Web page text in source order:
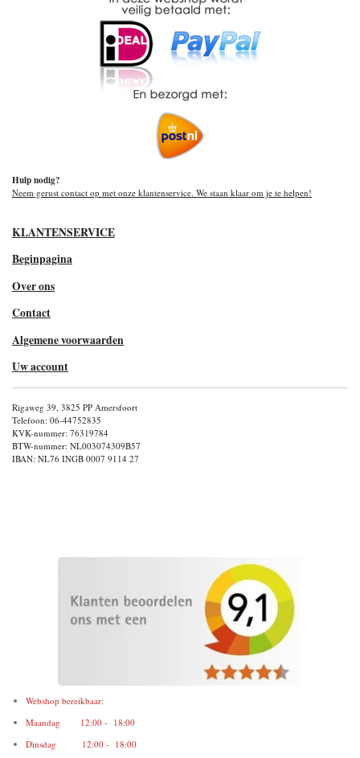
Hulp nodig?
Neem gerust contact op met onze klantenservice. We staan klaar om je te helpen!
KLANTENSERVICE
Beginpagina
Over ons
Contact
Algemene voorwaarden
Uw account
Rigaweg 39, 3825 PP Amersfoort
Telefoon: 06-44752835
KVK-nummer: 76319784
BTW-nummer: NL003074309B57
IBAN: NL76 INGB 0007 9114 27
Webshop bereikbaar:
Maandag 12:00 - 18:00
Dinsdag 12:00 - 18:00